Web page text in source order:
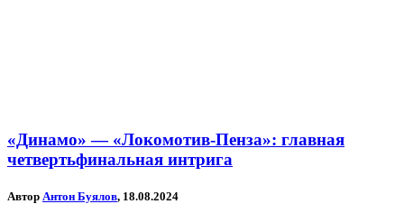
«Динамо» — «Локомотив-Пенза»: главная
четвертьфинальная интрига
Автор Антон Буялов, 18.08.2024